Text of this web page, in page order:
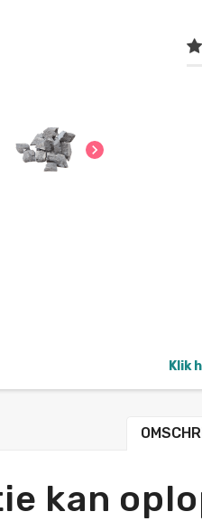
chevron_right
Klik
kan